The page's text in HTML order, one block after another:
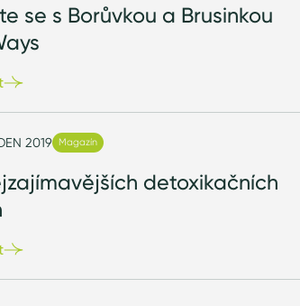
se s Borůvkou a Brusinkou
2019 Magazín
detoxikačních